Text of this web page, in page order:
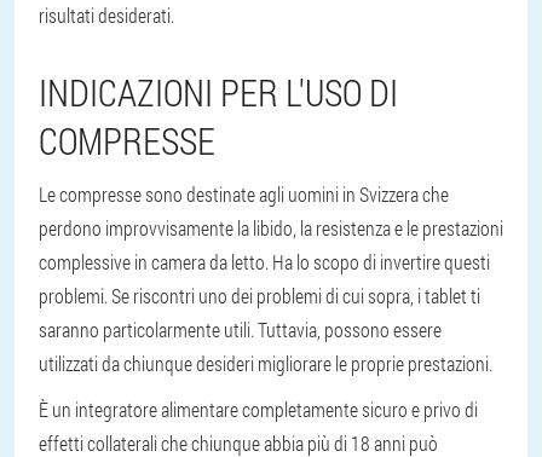
risultati desiderati.
INDICAZIONI PER L'USO DI
COMPRESSE
Le compresse sono destinate agli uomini in Svizzera che
perdono improvvisamente la libido, la resistenza e le prestazioni
complessive in camera da letto. Ha lo scopo di invertire questi
problemi. Se riscontri uno dei problemi di cui sopra, i tablet ti
saranno particolarmente utili. Tuttavia, possono essere
utilizzati da chiunque desideri migliorare le proprie prestazioni.
È un integratore alimentare completamente sicuro e privo di
effetti collaterali che chiunque abbia più di 18 anni può